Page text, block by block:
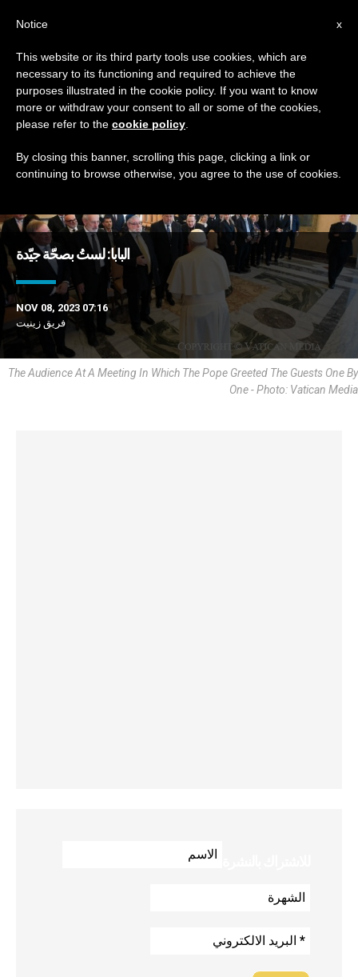
TAG
Posts Tagged ‘حديث’
DERNIÈRES NOUVELLES
البابا: لستُ بصحّة جيّدة
NOV 08, 2023 07:16
فريق زينيت
The Audience At A Meeting In Which The Pope Greeted The Guests One By
One - Photo: Vatican Media
x
Notice
This website or its third party tools use cookies, which are
necessary to its functioning and required to achieve the
purposes illustrated in the cookie policy. If you want to know
more or withdraw your consent to all or some of the cookies,
please refer to the cookie policy
By closing this banner, scrolling this page, clicking a link or
continuing to browse otherwise, you agree to the use of cookies.